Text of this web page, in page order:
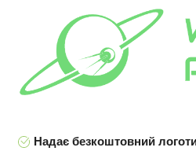
Надає безкоштовний